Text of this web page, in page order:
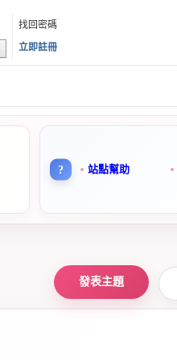
找回密碼
立即註冊
站點幫助